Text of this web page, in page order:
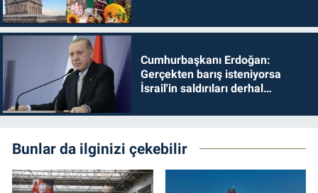
Cumhurbaşkanı Erdoğan:
Gerçekten barış isteniyorsa
İsrail'in saldırıları derhal
Bunlar da ilginizi çekebilir